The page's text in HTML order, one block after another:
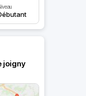
joigny